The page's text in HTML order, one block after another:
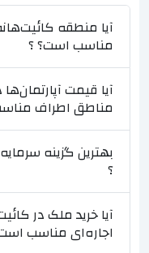
آیا منطقه
مناسب است؟ ؟
آیا قیمت
مناطق اطراف
بهترین گزینه
؟
آیا خرید ملک در
اجاره‌ای مناسب